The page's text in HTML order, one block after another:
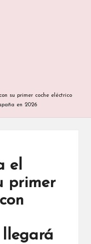
su primer coche eléctrico
en 2026
el
primer
llegará